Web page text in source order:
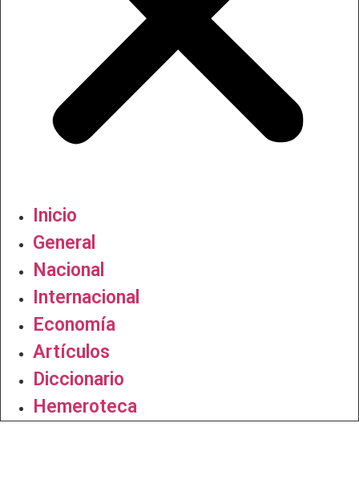
Inicio
General
Nacional
Internacional
Economía
Artículos
Diccionario
Hemeroteca